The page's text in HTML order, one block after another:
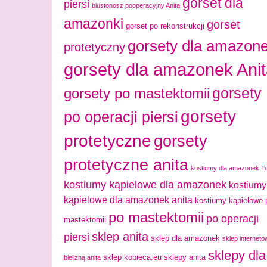
piersi biustonosz pooperacyjny Anita
amazonki gorset po rekonstrukcji gorset
protetyczny gorsety dla
gorsety dla amazonek
gorsety po mastektomii gorsety
po operacji piersi gorsety
protetycznegorsety
protetyczne anita kostiumy dla amazonek
kostiumy kąpielowe dla amazonek kostiumy
kąpielowe dla amazonek anita kostiumy kąpielowe
mastektomii po mastektomii po operacji
piersi sklep anita sklep dla amazonek sklep
bielizną anita sklep kobieca.eu sklepy anita sklepy dla